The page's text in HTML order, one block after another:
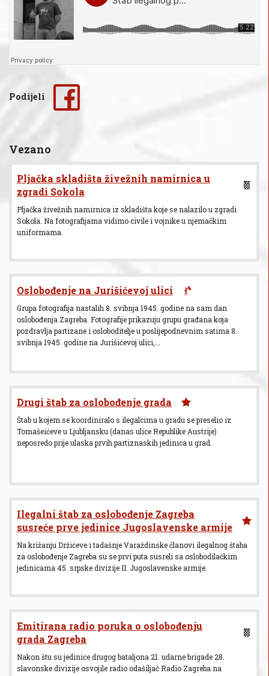
Podijeli
Vezano
Pljačka skladišta živežnih namirnica u
zgradi Sokola
Pljačka živežnih namirnica iz skladišta koje se nalazilo u zgradi
Sokola. Na fotografijama vidimo civile i vojnike u njemačkim
uniformama.
Oslobođenje na Jurišićevoj ulici
Grupa fotografija nastalih 8. svibnja 1945. godine na sam dan
oslobođenja Zagreba. Fotografije prikazuju grupu građana koja
pozdravlja partizane i osloboditelje u poslijepodnevnim satima 8.
svibnja 1945. godine na Jurišićevoj ulici,...
Drugi štab za oslobođenje grada
Štab u kojem se koordiniralo s ilegalcima u gradu se preselio iz
Tomašeićeve u Ljubljansku (danas ulice Republike Austrije)
neposredo prije ulaska prvih partiznaskih jedinica u grad.
Ilegalni štab za oslobođenje Zagreba
susreće prve jedinice Jugoslavenske armije
Na križanju Držićeve i tadašnje Varaždinske članovi ilegalnog štaba
za oslobođenje Zagreba su se prvi puta susreli sa oslobodilačkim
jedinicama 45. srpske divizije II. Jugoslavenske armije.
Emitirana radio poruka o oslobođenju
grada Zagreba
Nakon štu su jedinice drugog bataljona 21. udarne brigade 28.
slavonske divizije osvojile radio odašiljač Radio Zagreba na